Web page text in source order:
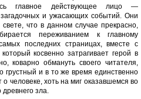
главное действующее лицо —
и ужасающих событий. Они
что в данном случае прекрасно,
переживанием к главному
последних страницах, вместе с
косвенно затрагивает герой в
коварно обмануть своего читателя,
грустный и в то же время единственно
человеке, хоть на миг оказавшемся во
древнего зла.